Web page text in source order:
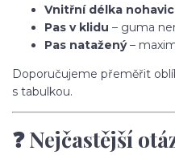
Vnitřní délka
Pas v klidu – guma
Pas natažený–
Doporučujeme přeměřit
s tabulkou.
❓ Nejčastější